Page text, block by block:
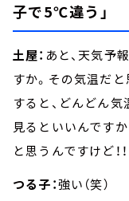
子で5℃違う」
土屋： あと、天気予
すか。その気温だ
すると、どんどん
見るといいんです
と思うんですけど！！
つる子：強い（笑）